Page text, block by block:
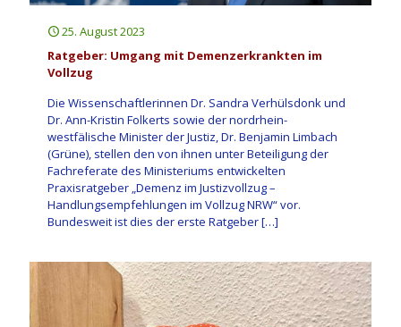
25. August 2023
Ratgeber: Umgang mit Demenzerkrankten im
Vollzug
Die Wissenschaftlerinnen Dr. Sandra Verhülsdonk und
Dr. Ann-Kristin Folkerts sowie der nordrhein-
westfälische Minister der Justiz, Dr. Benjamin Limbach
(Grüne), stellen den von ihnen unter Beteiligung der
Fachreferate des Ministeriums entwickelten
Praxisratgeber „Demenz im Justizvollzug –
Handlungsempfehlungen im Vollzug NRW“ vor.
Bundesweit ist dies der erste Ratgeber[…]